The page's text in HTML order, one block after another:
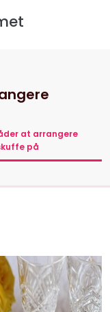
at arrangere
på